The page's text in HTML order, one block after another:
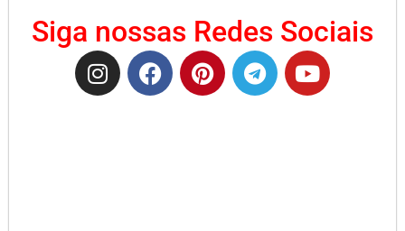
Siga nossas Redes Sociais